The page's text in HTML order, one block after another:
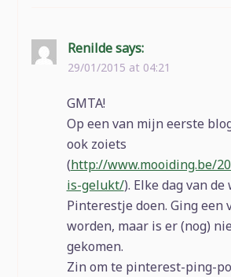
Renilde says:
29/01/2015 at 04:21
GMTA!
Op een van mijn eerste
ook zoiets
(http://www.mooiding.be/
is-gelukt/). Elke dag van de
Pinterestje doen. Ging een
worden, maar is er (nog)
gekomen.
Zin om te pinterest-ping-